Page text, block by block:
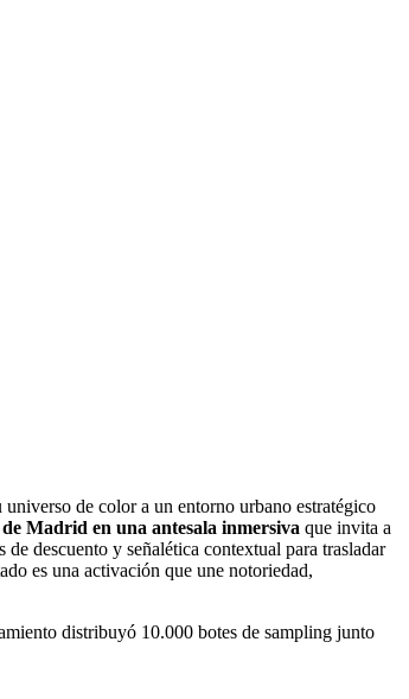
universo de color a un entorno urbano estratégico
Madrid en una antesala inmersiva que invita a
descuento y señalética contextual para trasladar
es una activación que une notoriedad,
distribuyó 10.000 botes de sampling junto